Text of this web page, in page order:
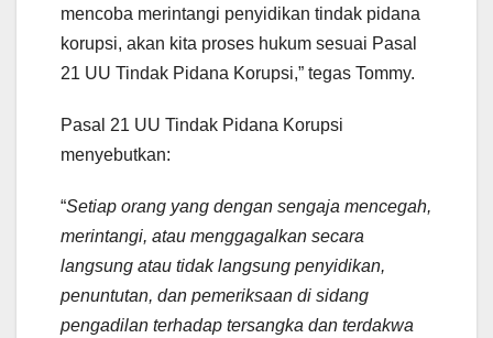
mencoba merintangi penyidikan tindak pidana
korupsi, akan kita proses hukum sesuai Pasal
21 UU Tindak Pidana Korupsi,” tegas Tommy.
Pasal 21 UU Tindak Pidana Korupsi
menyebutkan:
“Setiap orang yang dengan sengaja mencegah,
merintangi, atau menggagalkan secara
langsung atau tidak langsung penyidikan,
penuntutan, dan pemeriksaan di sidang
pengadilan terhadap tersangka dan terdakwa